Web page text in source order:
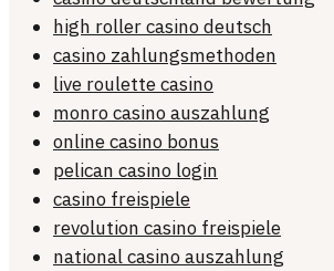
high roller casino deutsch
casino zahlungsmethoden
live roulette casino
monro casino auszahlung
online casino bonus
pelican casino login
casino freispiele
revolution casino freispiele
national casino auszahlung